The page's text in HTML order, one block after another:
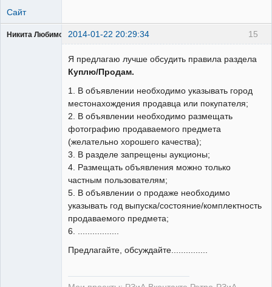
Сайт
15
Никита Любимов 2014-01-22 20:29:34
Я предлагаю лучше обсудить правила раздела
Куплю/Продам.
1. В объявлении необходимо указывать город
местонахождения продавца или покупателя;
2. В объявлении необходимо размещать
фотографию продаваемого предмета
(желательно хорошего качества);
3. В разделе запрещены аукционы;
4. Размещать объявления можно только
частным пользователям;
5. В объявлении о продаже необходимо
указывать год выпуска/состояние/комплектность
продаваемого предмета;
6. .................
Предлагайте, обсуждайте...............